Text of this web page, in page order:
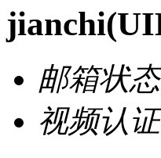
jianchi
邮箱状态
视频认证